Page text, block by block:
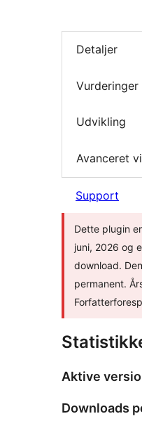
Detaljer
Vurderinger
Udvikling
Avanceret
Support
Dette plugin
juni, 2026 og
download.
permanent.
Aktive
Downloads